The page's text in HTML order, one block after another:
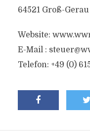
64521 Groß-Gerau
Website:
E-Mail :
Telefon: +49 (0)